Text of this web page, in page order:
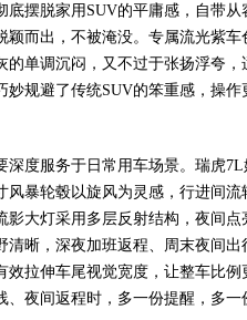
底摆脱家用SUV的平庸感，自带
颖而出，不被淹没。专属流光紫
单调沉闷，又不过于张扬浮夸，
妙规避了传统SUV的笨重感，操
度服务于日常用车场景。瑞虎7L
风暴轮毂以旋风为灵感，行进间
影大灯采用多层反射结构，夜间
清晰，深夜加班返程、周末夜间
效拉伸车尾视觉宽度，让整车比
夜间返程时，多一份提醒，多一